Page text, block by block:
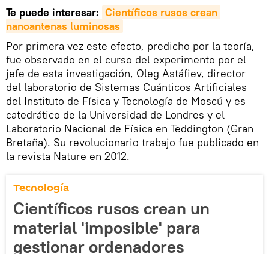
Te puede interesar: Científicos rusos crean
nanoantenas luminosas
Por primera vez este efecto, predicho por la teoría,
fue observado en el curso del experimento por el
jefe de esta investigación, Oleg Astáfiev, director
del laboratorio de Sistemas Cuánticos Artificiales
del Instituto de Física y Tecnología de Moscú y es
catedrático de la Universidad de Londres y el
Laboratorio Nacional de Física en Teddington (Gran
Bretaña). Su revolucionario trabajo fue publicado en
la revista Nature en 2012.
Tecnología
Científicos rusos crean un
material 'imposible' para
gestionar ordenadores